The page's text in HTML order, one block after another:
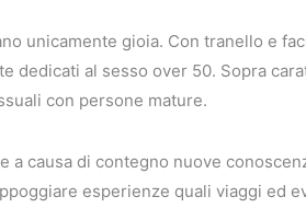
unicamente gioia. Con tranello e
dedicati al sesso over 50. Sopra
con persone mature.
a causa di contegno nuove
esperienze quali viaggi ed